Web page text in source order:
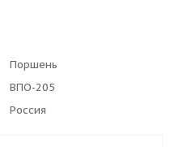
Поршень
ВПО-205
Россия